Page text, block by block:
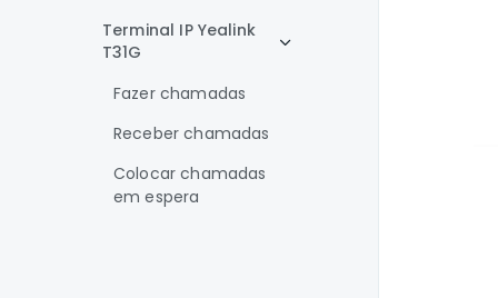
Terminal IP Yealink
T31G
Fazer chamadas
Receber chamadas
Colocar chamadas
em espera